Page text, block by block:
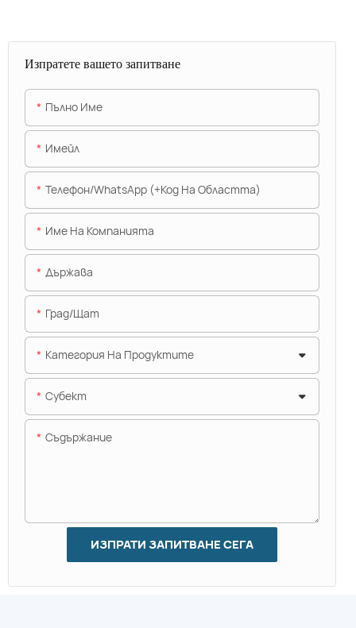
Изпратете вашето запитване
Пълно Име
Имейл
Телефон/WhatsApp (+Код На Областта)
Име На Компанията
Държава
Град/щат
Категория На Продуктите
Субект
Съдържание
ИЗПРАТИ ЗАПИТВАНЕ СЕГА